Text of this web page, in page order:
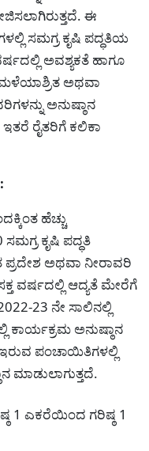
ಈ
ಸಮಗ್ರ ಕೃಷಿ ಪದ್ಧತಿಯ
ಅವಶ್ಯಕತೆ ಹಾಗೂ
ಮಳೆಯಾಶ್ರಿತ ಅಥವಾ
ಅನುಷ್ಠಾನ
ರೈತರಿಗೆ ಕಲಿಕಾ
ಹೆಚ್ಚು
ಕೃಷಿ ಪದ್ಧತಿ
ಪ್ರದೇಶ ಅಥವಾ ನೀರಾವರಿ
ವರ್ಷದಲ್ಲಿ ಆದ್ಯತೆ ಮೇರೆಗೆ
23 ನೇ ಸಾಲಿನಲ್ಲಿ
ಕಾರ್ಯಕ್ರಮ ಅನುಷ್ಠಾನ
ಪಂಚಾಯಿತಿಗಳಲ್ಲಿ
ಮಾಡುಲಾಗುತ್ತದೆ.
1 ಎಕರೆಯಿಂದ ಗರಿಷ್ಠ 1